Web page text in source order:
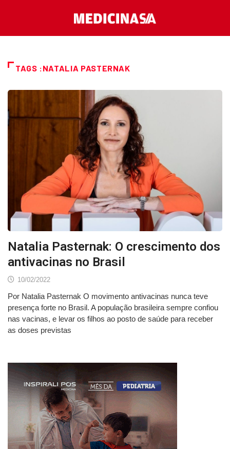
TAGS :NATALIA PASTERNAK
Natalia Pasternak: O crescimento dos
antivacinas no Brasil
10/02/2022
Por Natalia Pasternak O movimento antivacinas nunca teve
presença forte no Brasil. A população brasileira sempre confiou
nas vacinas, e levar os filhos ao posto de saúde para receber
as doses previstas